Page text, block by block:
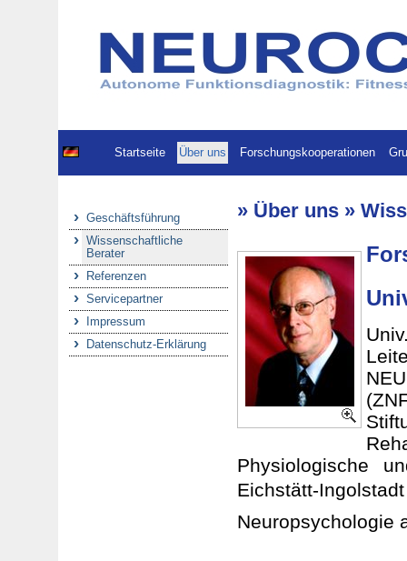
Startseite Über uns Forschungskooperationen
Geschäftsführung
Wissenschaftliche
Berater
Referenzen
Servicepartner
Impressum
Datenschutz-Erklärung
» Über uns »
Physiologische
Eichstätt-
Neuropsychologie